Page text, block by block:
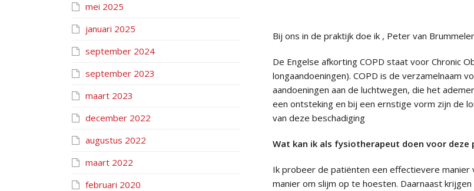
Bij ons in de praktijk doe ik , Peter van
De Engelse afkorting COPD staat voor Chronic
longaandoeningen). COPD is de verzamelnaam
aandoeningen aan de luchtwegen, die het
een ontsteking en bij een ernstige vorm zijn de
van deze beschadiging
Wat kan ik als fysiotherapeut doen voor deze
Ik probeer de patiënten een effectievere manier
manier om slijm op te hoesten. Daarnaast
mei 2025
januari 2025
september 2024
september 2023
maart 2023
december 2022
augustus 2022
maart 2022
februari 2020